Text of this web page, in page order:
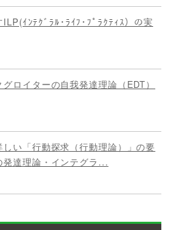
ILP(ｲﾝﾃｸﾞﾗﾙ･ﾗｲﾌ･ﾌﾟﾗｸﾃｨｽ）の実
ロイターの自我発達理論（EDT）
い「行動探求（行動理論）」の要
発達理論・インテグラ...